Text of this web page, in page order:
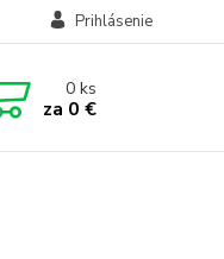
Prihlásenie
0ks
za 0 €